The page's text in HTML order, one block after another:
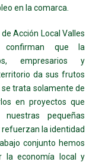
en la comarca.
Acción Local Valles
confirman que la
empresarios y
da sus frutos
trata solamente de
en proyectos que
pequeñas
la identidad
conjunto hemos
la economía local y